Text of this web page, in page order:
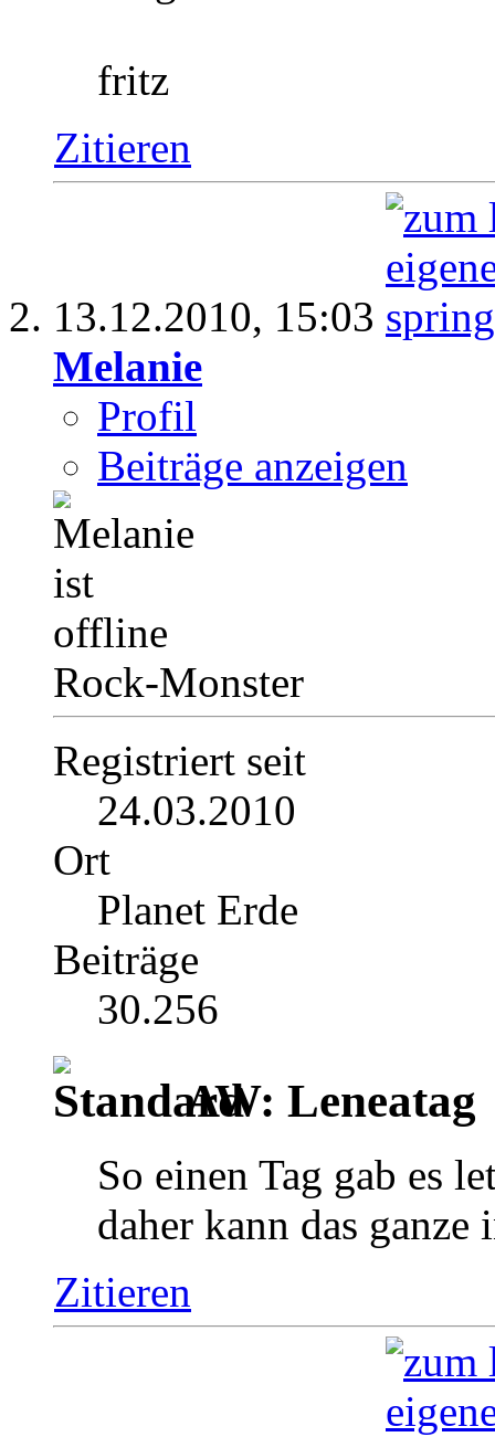
fritz
Zitieren
13.12.2010, 15:03
Melanie
Profil
Beiträge anzeigen
Rock-Monster
Registriert seit
24.03.2010
Ort
Planet Erde
Beiträge
30.256
AW: Leneatag
So einen Tag gab es
daher kann das ganze
Zitieren